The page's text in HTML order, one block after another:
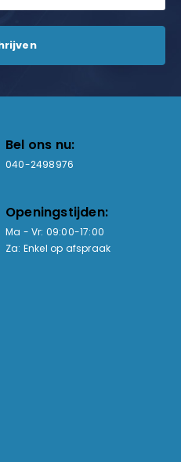
Bel ons nu:
040-2498976
Openingstijden:
Ma - Vr: 09:00-17:00
Za: Enkel op afspraak